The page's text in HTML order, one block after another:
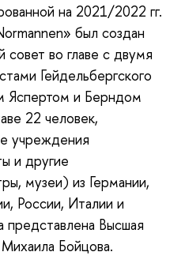
на 2021/2022 гг.
был создан
во главе с двумя
Гейдельбергского
Яспертом и Берндом
22 человек,
учреждения
и другие
музеи) из Германии,
России, Италии и
Высшая
Бойцова.